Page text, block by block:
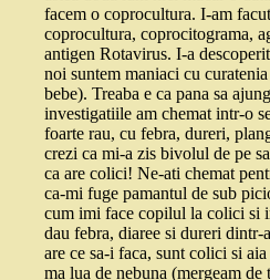
facem o coprocultura. I-am
coprocultura, coprocitograma,
antigen Rotavirus. I-a
noi suntem maniaci cu
bebe). Treaba e ca pana sa
investigatiile am chemat intr-o
foarte rau, cu febra, dureri,
crezi ca mi-a zis bivolul de pe
ca are colici! Ne-ati chemat
ca-mi fuge pamantul de sub
cum imi face copilul la colici si
dau febra, diaree si dureri dintr-
are ce sa-i faca, sunt colici si
ma lua de nebuna (mergeam de